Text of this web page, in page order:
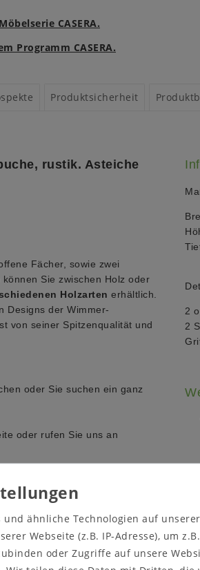
CASERA.
Programm CASERA.
Produktsicherheit
rustik. Asteiche
Fächer, sowie zwei
Sie zwischen Holz oder
Holzarten erhältlich.
Designs der Wimmer-
von seiner Spitzenqualität und
oder Sie suchen ein ganz
oder rufen Sie uns an
sowie der Lichtverhältnisse
die Farbe des Artikels nicht
2
2
und ähnliche Technologien auf
Webseite (z.B. IP-Adresse), um
oder Zugriffe auf unsere